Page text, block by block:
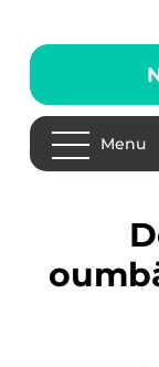
Menu
Domkraft: Ett